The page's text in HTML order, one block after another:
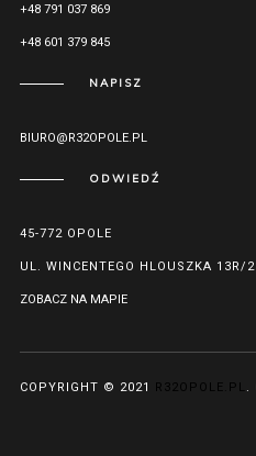
+48 791 037 869
+48 601 379 845
NAPISZ
BIURO@R32OPOLE.PL
ODWIEDŹ
45-772 OPOLE
UL. WINCENTEGO HLOUSZKA 13R/2
ZOBACZ NA MAPIE
COPYRIGHT © 2021 R32OPOLE.PL .